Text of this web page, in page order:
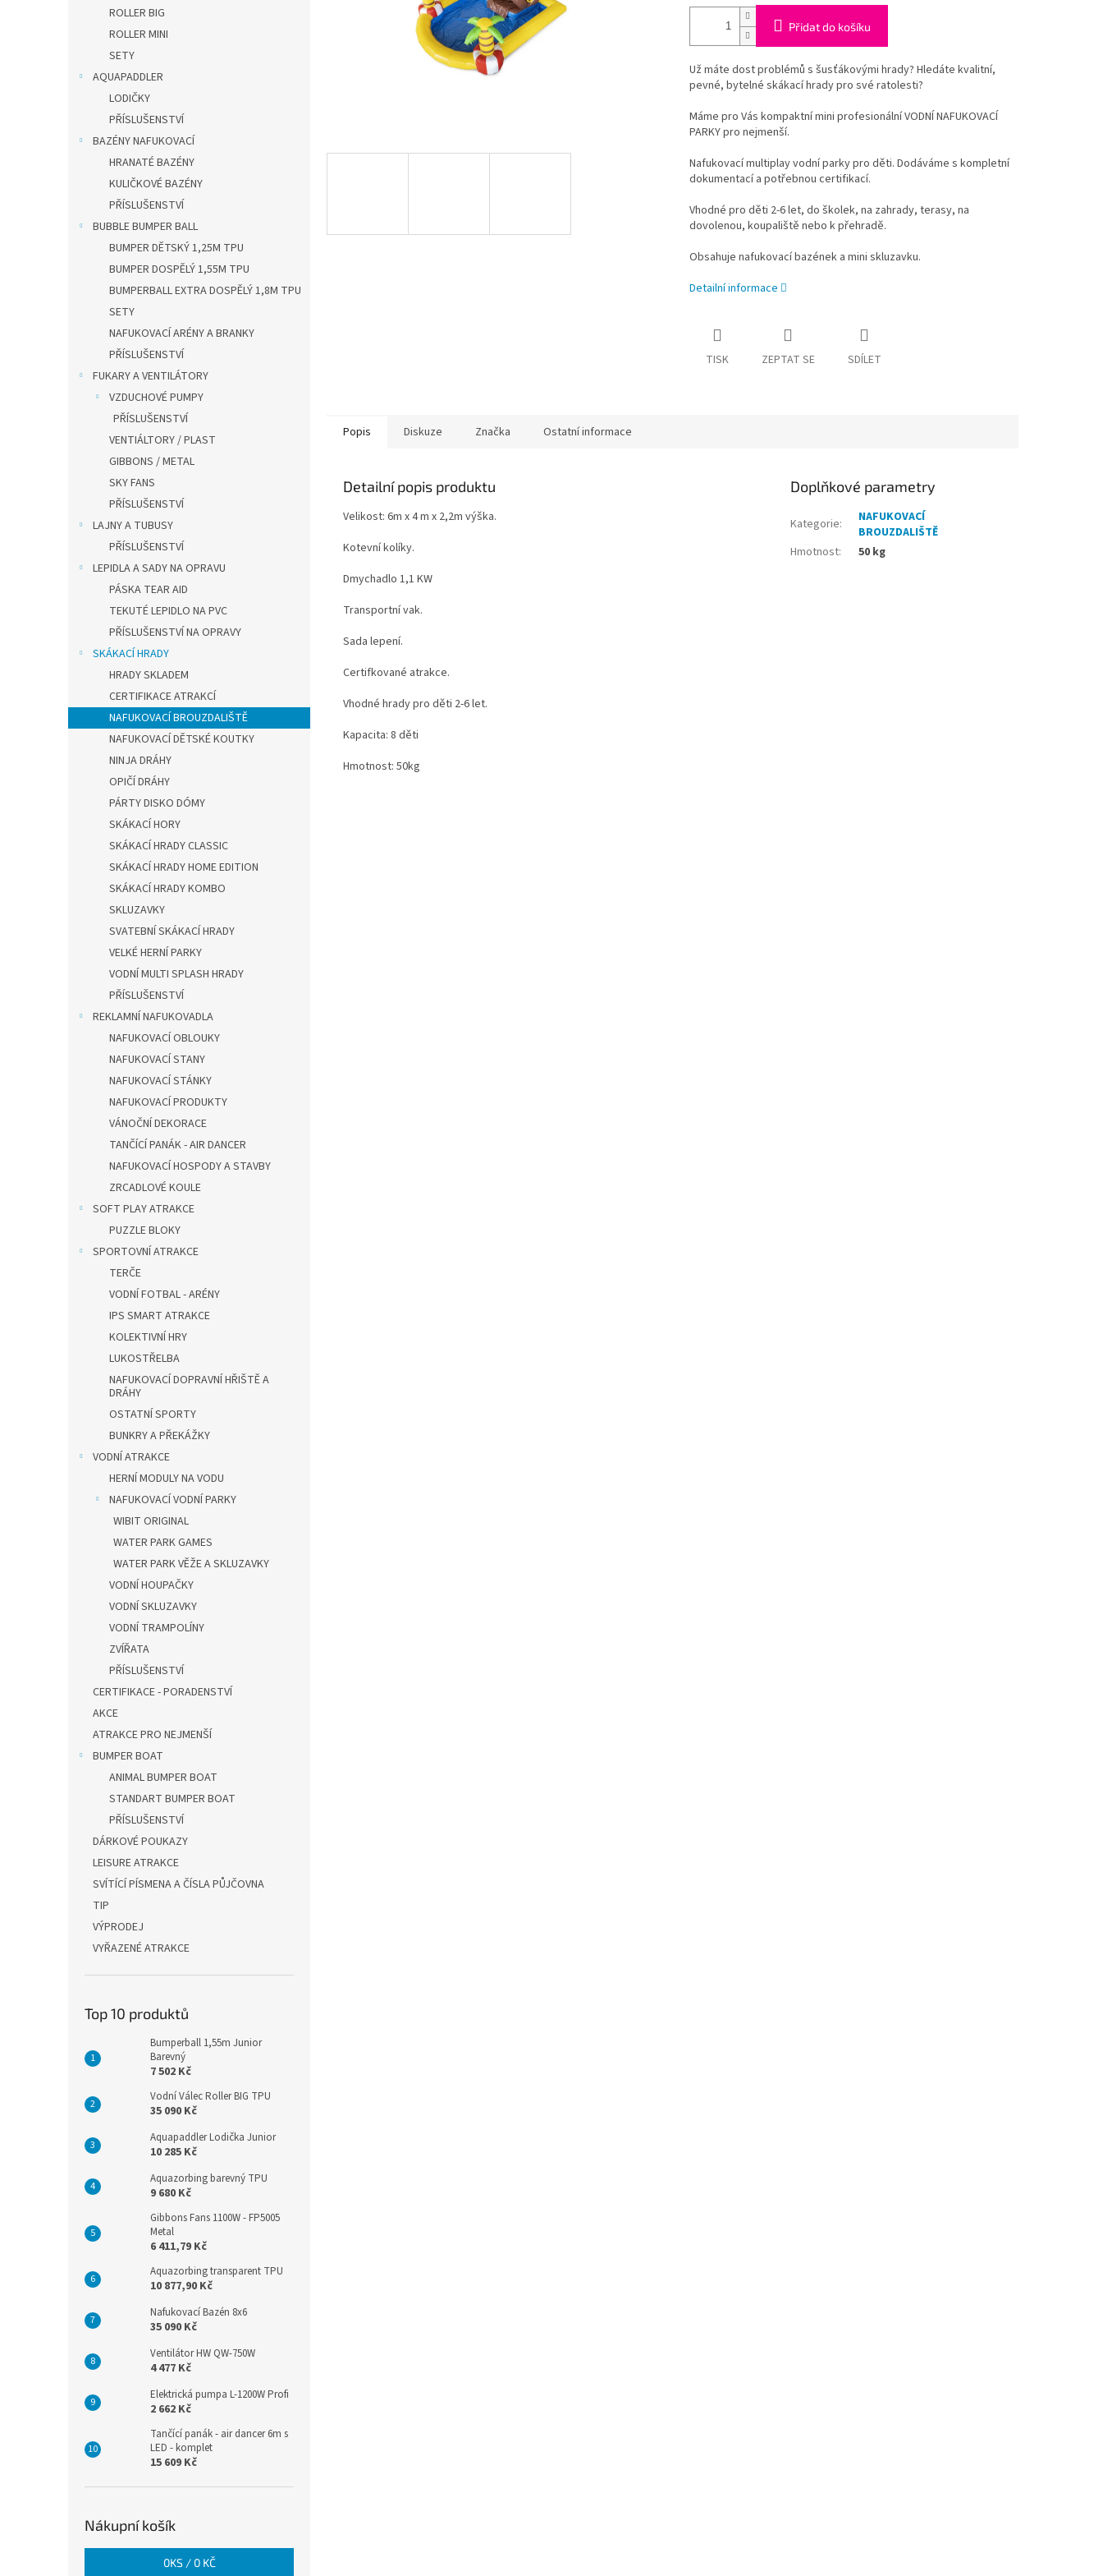
ROLLER BIG
ROLLER MINI
SETY
AQUAPADDLER
LODIČKY
PŘÍSLUŠENSTVÍ
BAZÉNY NAFUKOVACÍ
HRANATÉ BAZÉNY
KULIČKOVÉ BAZÉNY
PŘÍSLUŠENSTVÍ
BUBBLE BUMPER BALL
BUMPER DĚTSKÝ 1,25M TPU
BUMPER DOSPĚLÝ 1,55M TPU
BUMPERBALL EXTRA DOSPĚLÝ 1,8M TPU
SETY
NAFUKOVACÍ ARÉNY A BRANKY
PŘÍSLUŠENSTVÍ
FUKARY A VENTILÁTORY
VZDUCHOVÉ PUMPY
PŘÍSLUŠENSTVÍ
VENTIÁLTORY / PLAST
GIBBONS / METAL
SKY FANS
PŘÍSLUŠENSTVÍ
LAJNY A TUBUSY
PŘÍSLUŠENSTVÍ
LEPIDLA A SADY NA OPRAVU
PÁSKA TEAR AID
TEKUTÉ LEPIDLO NA PVC
PŘÍSLUŠENSTVÍ NA OPRAVY
SKÁKACÍ HRADY
HRADY SKLADEM
CERTIFIKACE ATRAKCÍ
NAFUKOVACÍ BROUZDALIŠTĚ
NAFUKOVACÍ DĚTSKÉ KOUTKY
NINJA DRÁHY
OPIČÍ DRÁHY
PÁRTY DISKO DÓMY
SKÁKACÍ HORY
SKÁKACÍ HRADY CLASSIC
SKÁKACÍ HRADY HOME EDITION
SKÁKACÍ HRADY KOMBO
SKLUZAVKY
SVATEBNÍ SKÁKACÍ HRADY
VELKÉ HERNÍ PARKY
VODNÍ MULTI SPLASH HRADY
PŘÍSLUŠENSTVÍ
REKLAMNÍ NAFUKOVADLA
NAFUKOVACÍ OBLOUKY
NAFUKOVACÍ STANY
NAFUKOVACÍ STÁNKY
NAFUKOVACÍ PRODUKTY
VÁNOČNÍ DEKORACE
TANČÍCÍ PANÁK - AIR DANCER
NAFUKOVACÍ HOSPODY A STAVBY
ZRCADLOVÉ KOULE
SOFT PLAY ATRAKCE
PUZZLE BLOKY
SPORTOVNÍ ATRAKCE
TERČE
VODNÍ FOTBAL - ARÉNY
IPS SMART ATRAKCE
KOLEKTIVNÍ HRY
LUKOSTŘELBA
NAFUKOVACÍ DOPRAVNÍ HŘIŠTĚ A
DRÁHY
OSTATNÍ SPORTY
BUNKRY A PŘEKÁŽKY
VODNÍ ATRAKCE
HERNÍ MODULY NA VODU
NAFUKOVACÍ VODNÍ PARKY
WIBIT ORIGINAL
WATER PARK GAMES
WATER PARK VĚŽE A SKLUZAVKY
VODNÍ HOUPAČKY
VODNÍ SKLUZAVKY
VODNÍ TRAMPOLÍNY
ZVÍŘATA
PŘÍSLUŠENSTVÍ
CERTIFIKACE - PORADENSTVÍ
AKCE
ATRAKCE PRO NEJMENŠÍ
BUMPER BOAT
ANIMAL BUMPER BOAT
STANDART BUMPER BOAT
PŘÍSLUŠENSTVÍ
DÁRKOVÉ POUKAZY
LEISURE ATRAKCE
SVÍTÍCÍ PÍSMENA A ČÍSLA PŮJČOVNA
TIP
VÝPRODEJ
VYŘAZENÉ ATRAKCE
Top 10 produktů
Bumperball 1,55m Junior
Barevný
7 502 Kč
Vodní Válec Roller BIG TPU
35 090 Kč
Aquapaddler Lodička Junior
10 285 Kč
Aquazorbing barevný TPU
9 680 Kč
Gibbons Fans 1100W - FP5005
Metal
6 411,79 Kč
Aquazorbing transparent TPU
10 877,90 Kč
Nafukovací Bazén 8x6
35 090 Kč
Ventilátor HW QW-750W
4 477 Kč
Elektrická pumpa L-1200W Profi
2 662 Kč
Tančící panák - air dancer 6m s
LED - komplet
15 609 Kč
Nákupní košík
0KS / 0 KČ
Přidat do košíku
Už máte dost problémů s šusťákovými hrady? Hledáte kvalitní,
pevné, bytelné skákací hrady pro své ratolesti?
Máme pro Vás kompaktní mini profesionální VODNÍ NAFUKOVACÍ
PARKY pro nejmenší.
Nafukovací multiplay vodní parky pro děti. Dodáváme s kompletní
dokumentací a potřebnou certifikací.
Vhodné pro děti 2-6 let, do školek, na zahrady, terasy, na
dovolenou, koupaliště nebo k přehradě.
Obsahuje nafukovací bazének a mini skluzavku.
Detailní informace
TISK ZEPTAT SE SDÍLET
Popis Diskuze Značka Ostatní informace
Detailní popis produktu
Velikost: 6m x 4 m x 2,2m výška.
Kotevní kolíky.
Dmychadlo 1,1 KW
Transportní vak.
Sada lepení.
Certifkované atrakce.
Vhodné hrady pro děti 2-6 let.
Kapacita: 8 děti
Hmotnost: 50kg
Doplňkové parametry
Kategorie:
NAFUKOVACÍ
BROUZDALIŠTĚ
Hmotnost: 50 kg